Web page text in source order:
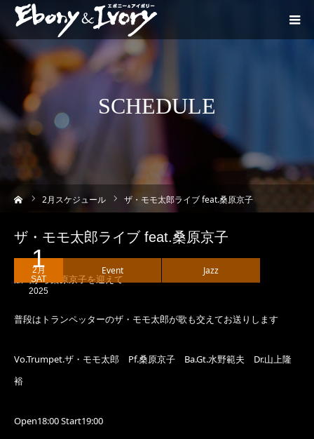
SCHEDULE
2月スケジュール ザ・モモ太郎ライブ feat.桑原京子
ザ・モモ太郎ライブ feat.桑原京子
2月
1
SAT
2025
Event Jazz
広島から桑原京子を迎えて
普段はトランペッターのザ・モモ太郎が歌も交えてお送りします
Vo.Trumpet.ザ・モモ太郎 Pf.桑原京子 Ba.Gt.水野範夫 Dr.山上隆
裕
Open18:00 Start19:00